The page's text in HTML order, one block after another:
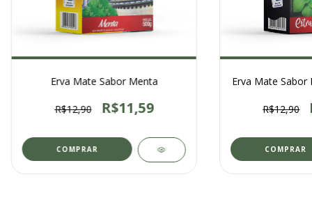
Erva Mate Sabor Menta
R$12,90 R$11,59
COMPRAR
Erva Mate
R$12,90
COMPRAR